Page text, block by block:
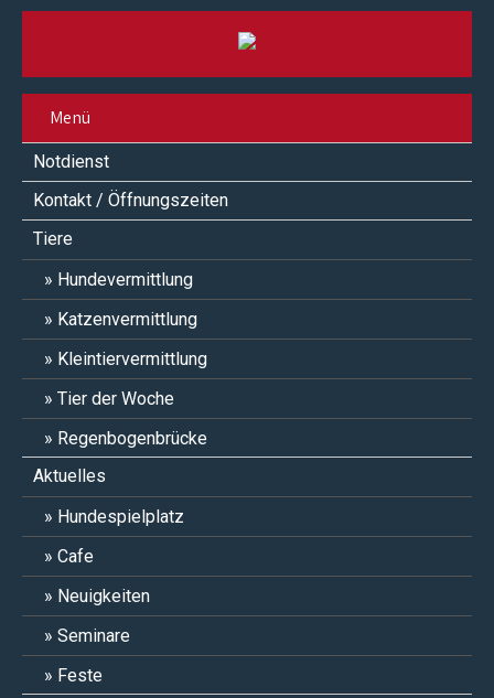
Menü
Notdienst
Kontakt / Öffnungszeiten
Tiere
Hundevermittlung
Katzenvermittlung
Kleintiervermittlung
Tier der Woche
Regenbogenbrücke
Aktuelles
Hundespielplatz
Cafe
Neuigkeiten
Seminare
Feste